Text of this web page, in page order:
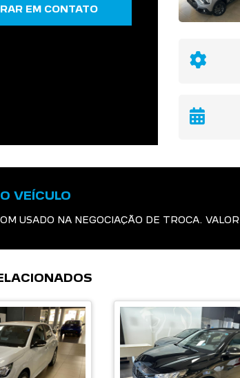
EM CONTATO
VEÍCULO
USADO NA NEGOCIAÇÃO DE TROCA.